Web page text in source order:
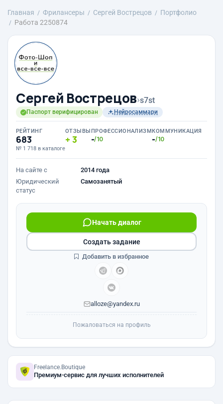
Главная Фрилансеры Сергей Вострецов
Портфолио
Работа 2250874
Сергей Вострецов›s7st
Паспорт верифицирован Нейросаммари
РЕЙТИНГ
683
№ 1 718 в каталоге
ОТЗЫВЫ
3
ПРОФЕССИОНАЛИЗМ
-/10
КОММУНИКАЦИЯ
-/10
На сайте с
2014 года
Юридический
статус
Самозанятый
Начать диалог
alloze@yandex.ru
Создать задание
Добавить в избранное
Пожаловаться на профиль
Freelance.Boutique
Премиум-сервис для лучших исполнителей